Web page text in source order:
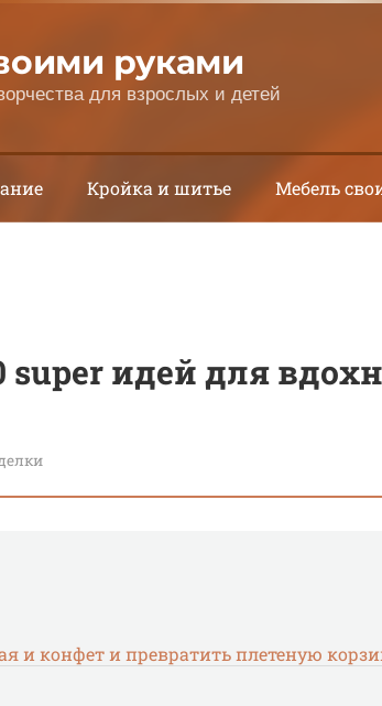
руками
для взрослых и детей
Кройка и шитье Мебель
super идей для
и конфет и превратить плетеную